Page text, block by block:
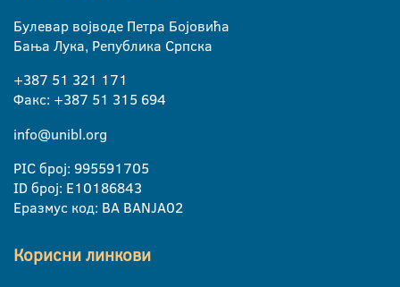
Булевар војводе Петра Бојовића
Бања Лука, Република Српска
+387 51 321 171
Факс: +387 51 315 694
info@unibl.org
PIC број: 995591705
ID број: E10186843
Еразмус код: BA BANJA02
Корисни линкови